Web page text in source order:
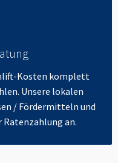
Kosten komplett
Unsere lokalen
/ Fördermitteln und
an.